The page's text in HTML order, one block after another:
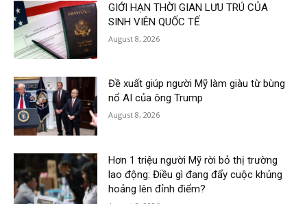
GIỚI HẠN THỜI GIAN LƯU TRÚ CỦA
SINH VIÊN QUỐC TẾ
August 8, 2026
Đề xuất giúp người Mỹ làm giàu từ bùng
nổ AI của ông Trump
August 8, 2026
Hơn 1 triệu người Mỹ rời bỏ thị trường
lao động: Điều gì đang đẩy cuộc khủng
hoảng lên đỉnh điểm?